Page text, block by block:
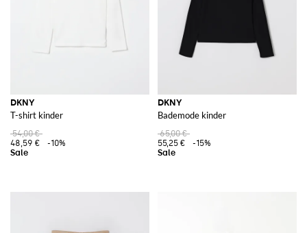
DKNY
T-shirt kinder
54,00 €
48,59 €
-10%
DKNY
Bademode kinder
65,00 €
55,25 €
-15%